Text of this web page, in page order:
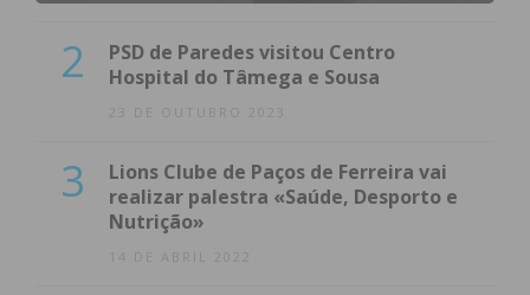
2
PSD de Paredes visitou Centro
Hospital do Tâmega e Sousa
23 DE OUTUBRO 2023
3
Lions Clube de Paços de Ferreira vai
realizar palestra «Saúde, Desporto e
Nutrição»
14 DE ABRIL 2022